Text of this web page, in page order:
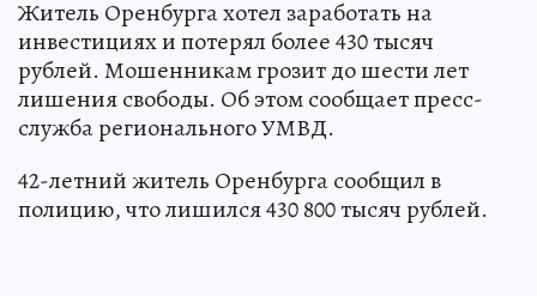
Житель Оренбурга хотел заработать на
инвестициях и потерял более 430 тысяч
рублей. Мошенникам грозит до шести лет
лишения свободы. Об этом сообщает пресс-
служба регионального УМВД.
42-летний житель Оренбурга сообщил в
полицию, что лишился 430 800 тысяч рублей.